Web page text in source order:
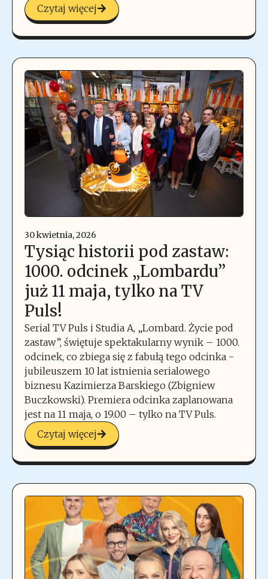
Czytaj więcej
30 kwietnia, 2026
Tysiąc historii pod zastaw:
1000. odcinek „Lombardu”
już 11 maja, tylko na TV
Puls!
Serial TV Puls i Studia A, „Lombard. Życie pod
zastaw”, świętuje spektakularny wynik – 1000.
odcinek, co zbiega się z fabułą tego odcinka -
jubileuszem 10 lat istnienia serialowego
biznesu Kazimierza Barskiego (Zbigniew
Buczkowski). Premiera odcinka zaplanowana
jest na 11 maja, o 19.00 – tylko na TV Puls.
Czytaj więcej